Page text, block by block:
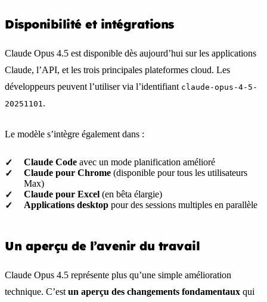
Disponibilité et intégrations
Claude Opus 4.5 est disponible dès aujourd’hui sur les applications
Claude, l’API, et les trois principales plateformes cloud. Les
développeurs peuvent l’utiliser via l’identifiant claude-opus-4-5-
20251101 .
Le modèle s’intègre également dans :
Claude Code avec un mode planification amélioré
Claude pour Chrome (disponible pour tous les utilisateurs
Max)
Claude pour Excel (en bêta élargie)
Applications desktop pour des sessions multiples en parallèle
Un aperçu de l’avenir du travail
Claude Opus 4.5 représente plus qu’une simple amélioration
technique. C’est un aperçu des changements fondamentaux qui